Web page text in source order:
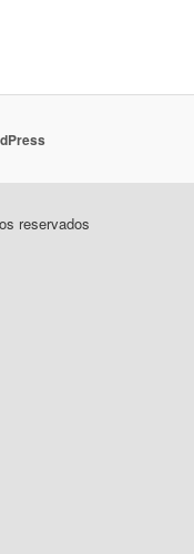
reservados